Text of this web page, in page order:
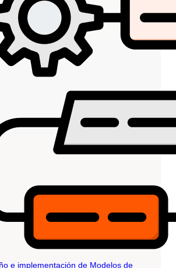
e implementación de Modelos de